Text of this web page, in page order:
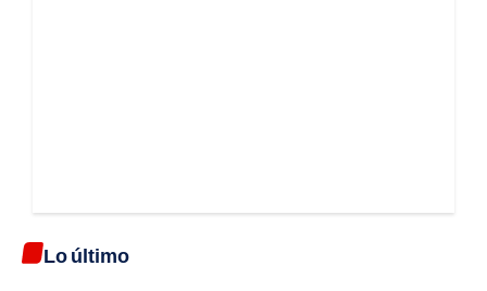
Lo último